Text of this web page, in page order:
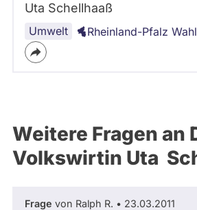
Uta Schellhaaß
Umwelt Rheinland-Pfalz
Weitere Fragen an
Volkswirtin Uta
Frage von Ralph R. • 23.03.2011